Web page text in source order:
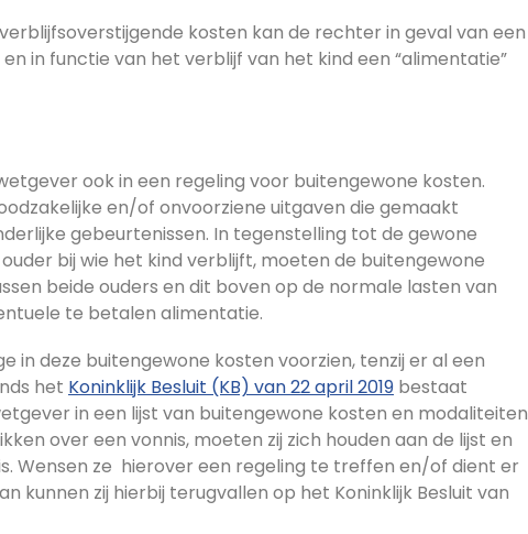
kosten kan de rechter in geval van een
in functie van het verblijf van het kind een “alimentatie”
ook in een regeling voor buitengewone kosten.
en/of onvoorziene uitgaven die gemaakt
gebeurtenissen. In tegenstelling tot de gewone
bij wie het kind verblijft, moeten de buitengewone
beide ouders en dit boven op de normale lasten van
te betalen alimentatie.
in deze buitengewone kosten voorzien, tenzij er al een
het Koninklijk Besluit (KB) van 22 april 2019 bestaat
in een lijst van buitengewone kosten en modaliteiten
over een vonnis, moeten zij zich houden aan de lijst en
Wensen ze hierover een regeling te treffen en/of dient er
kunnen zij hierbij terugvallen op het Koninklijk Besluit van